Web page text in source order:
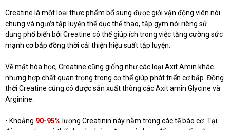
Creatine là một loại thực phẩm bổ sung được giới vận động viên nói
chung và người tập luyện thể dục thể thao, tập gym nói riêng sử
dụng phổ biến bởi Creatine có thể giúp ích trong việc tăng cường sức
mạnh cơ bắp đồng thời cải thiện hiệu suất tập luyện.
Về mặt hóa học, Creatine cũng giống như các loại Axit Amin khác
nhưng hợp chất quan trọng trong cơ thể giúp phát triển cơ bắp. Đồng
thời Creatine cũng có được sản xuất thông các Axit amin Glycine và
Arginine.
• Khoảng 90-95% lượng Creatinin này nằm trong các tế bào cơ. Tại